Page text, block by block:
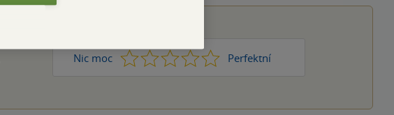
Nic moc 1 2 3 4 Perfektní
5